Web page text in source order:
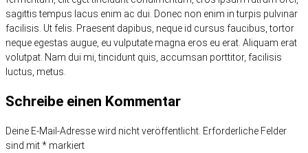
sagittis tempus lacus enim ac dui. Donec non enim in turpis pulvinar
facilisis. Ut felis. Praesent dapibus, neque id cursus faucibus, tortor
neque egestas augue, eu vulputate magna eros eu erat. Aliquam erat
volutpat. Nam dui mi, tincidunt quis, accumsan porttitor, facilisis
luctus, metus.
Schreibe einen Kommentar
Deine E-Mail-Adresse wird nicht veröffentlicht. Erforderliche Felder
sind mit* markiert